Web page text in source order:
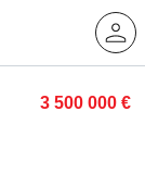
3 500 000 €